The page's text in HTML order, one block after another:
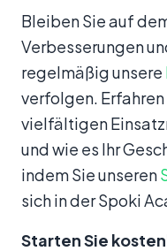
Bleiben Sie auf
Verbesserungen
regelmäßig unsere
verfolgen.
vielfältigen
und wie es Ihr
indem Sie unseren
sich in der Spoki
Starten Sie